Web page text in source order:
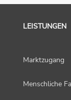
LEISTUNGEN
Marktzugang
Menschliche